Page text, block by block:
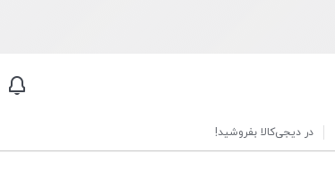
در دیجی‌کالا بفروشید!